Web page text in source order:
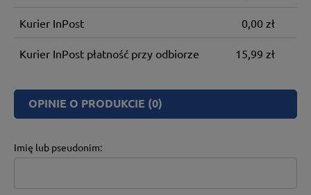
Kurier InPost 0,00 zł
Kurier InPost płatność przy odbiorze 15,99 zł
OPINIE O PRODUKCIE (0)
Imię lub pseudonim: